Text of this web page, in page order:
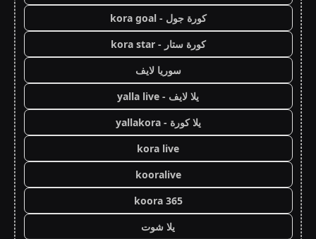
كورة جول - kora goal
كورة ستار - kora star
سوريا لايف
يلا لايف - yalla live
يلا كورة - yallakora
kora live
kooralive
koora 365
يلا شوت